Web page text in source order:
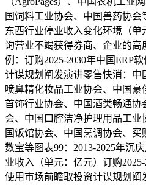
国饲料工业协会、中国兽药协会
东西行业停业收入变化环境（单
询营业不竭获得券商、企业的
例：订购2025-2030年中国ERP
计谋规划阐发演讲零售快消：
喷鼻精化妆品工业协会、中国
首饰行业协会、中国酒类畅通
会、中国口腔洁净护理用品工
国饭馆协会、中国烹调协会、买
数宝等图表99：2013-2025年沉
业收入（单元：亿元）订购
使用市场前瞻取投资计谋规划阐